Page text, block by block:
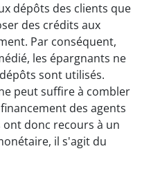
dépôts des clients que
des crédits aux
Par conséquent,
les épargnants ne
sont utilisés.
peut suffire à combler
des agents
ont donc recours à un
il s'agit du